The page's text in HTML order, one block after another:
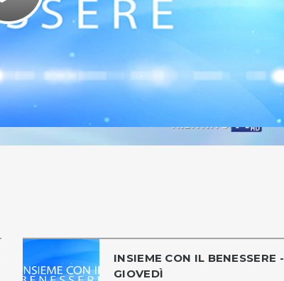
INSIEME CON IL BENESSERE -
GIOVEDÌ